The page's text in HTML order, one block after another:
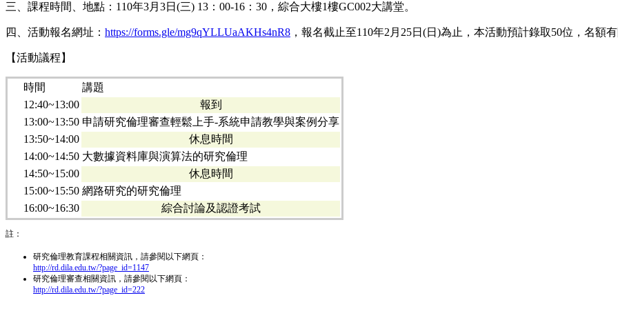
三、課程時間、地點：110年3月3日(三) 13：00-16：30，綜合大樓1樓GC002大講堂。
四、活動報名網址： https://forms.gle/mg9qYLLUaAKHs4nR8 ，報名截止至110年2月25日(日)為止，本活動預計錄取50位，名額有
【活動議程】
時間
講題
12:40~13:00
報到
13:00~13:50 申請研究倫理審查輕鬆上手-系統申請教學與案例分享
13:50~14:00
休息時間
14:00~14:50 大數據資料庫與演算法的研究倫理
14:50~15:00
休息時間
15:00~15:50 網路研究的研究倫理
16:00~16:30
綜合討論及認證考試
註：
研究倫理教育課程相關資訊，請參閱以下網頁：
http://rd.dila.edu.tw/?page_id=1147
研究倫理審查相關資訊，請參閱以下網頁：
http://rd.dila.edu.tw/?page_id=222